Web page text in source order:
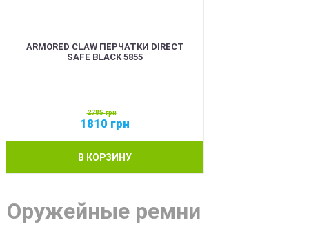
ARMORED CLAW ПЕРЧАТКИ DIRECT
SAFE BLACK 5855
2785грн
1810 грн
В КОРЗИНУ
Оружейные ремни